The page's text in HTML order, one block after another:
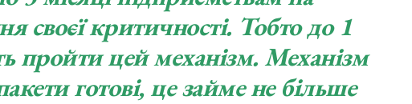
своєї критичності. Тобто до 1
пройти цей механізм. Механізм
готові, це займе не більше